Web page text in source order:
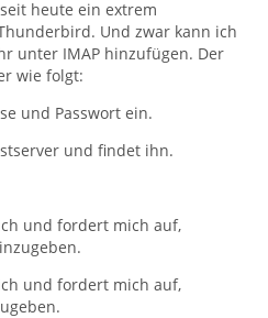
heute ein extrem
Und zwar kann ich
unter IMAP hinzufügen. Der
wie folgt:
und Passwort ein.
und findet ihn.
und fordert mich auf,
und fordert mich auf,